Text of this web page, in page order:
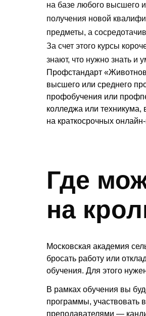
на базе любого высшего
получения новой
предметы, а
За счет этого курсы
знают, что нужно знать и
Профстандарт
высшего или среднего
профобучения или
колледжа или техникума,
на краткосрочных онлайн-
Где
на
Московская академия
бросать работу или
обучения. Для этого
В рамках обучения вы
программы, участвовать
преподавателями —